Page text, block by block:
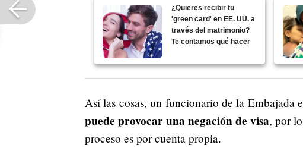
¿Quieres recibir tu
'green card' en EE. UU. a
través del matrimonio?
Te contamos qué hacer
Así las cosas, un funcionario de la Embajada
puede provocar una negación de visa, por
proceso es por cuenta propia.